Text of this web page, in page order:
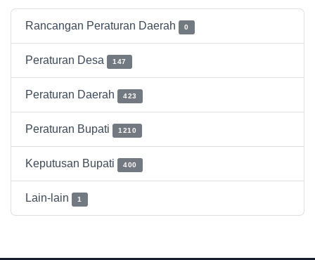
Rancangan Peraturan Daerah 0
Peraturan Desa 147
Peraturan Daerah 423
Peraturan Bupati 1210
Keputusan Bupati 400
Lain-lain 1